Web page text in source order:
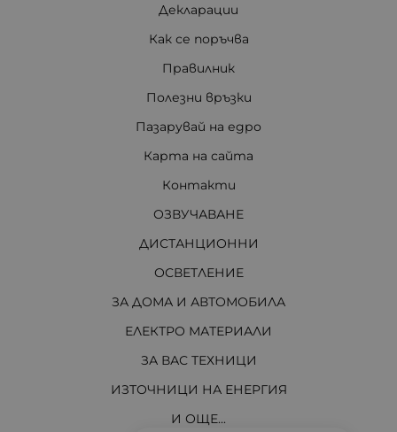
Декларации
Как се поръчва
Правилник
Полезни връзки
Пазарувай на едро
Карта на сайта
Контакти
ОЗВУЧАВАНЕ
ДИСТАНЦИОННИ
ОСВЕТЛЕНИЕ
ЗА ДОМА И АВТОМОБИЛА
ЕЛЕКТРО МАТЕРИАЛИ
ЗА ВАС ТЕХНИЦИ
ИЗТОЧНИЦИ НА ЕНЕРГИЯ
И ОЩЕ...